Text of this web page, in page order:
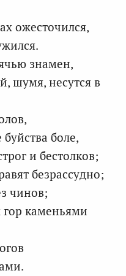
ожесточился,
знамен,
шумя, несутся в
боле,
и бестолков;
безрассудно;
чинов;
каменьями